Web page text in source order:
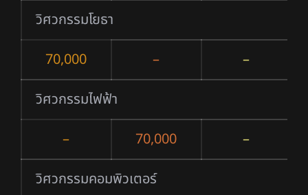
วิศวกรรมโยธา
70,000
–
–
วิศวกรรมไฟฟ้า
–
70,000
–
วิศวกรรมคอมพิวเตอร์